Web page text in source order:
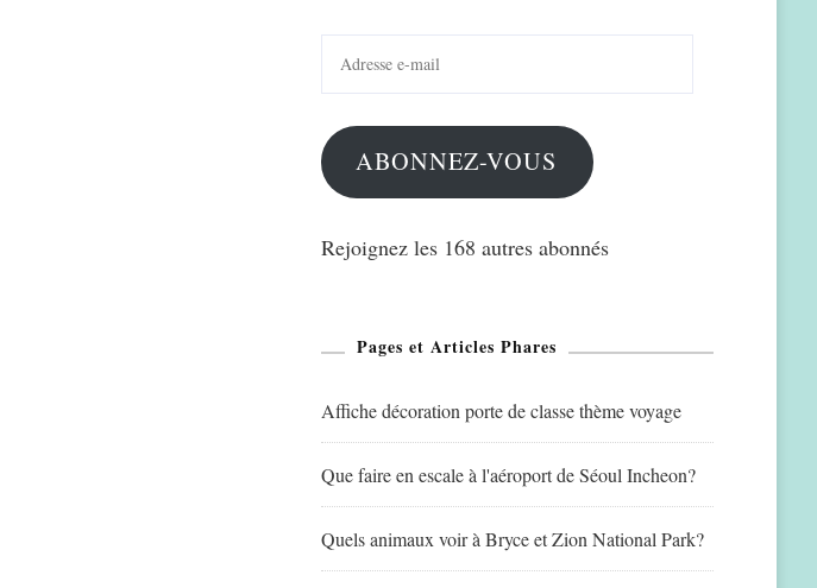
mail
ABONNEZ-VOUS
Rejoignez les 168 autres abonnés
Pages et Articles Phares
Affiche décoration porte de classe thème voyage
Que faire en escale à l'aéroport de Séoul Incheon?
Quels animaux voir à Bryce et Zion National Park?